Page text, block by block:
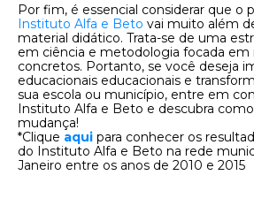
Por fim, é essencial considerar que o
Instituto Alfa e Beto vai muito além
material didático. Trata-se de uma
em ciência e metodologia focada em
concretos. Portanto, se você deseja
educacionais educacionais e
sua escola ou município, entre em
Instituto Alfa e Beto e descubra
mudança!
*Clique aqui para conhecer os
do Instituto Alfa e Beto na rede
Janeiro entre os anos de 2010 e 2015